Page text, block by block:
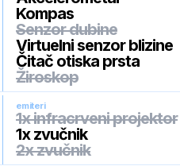
Kompas
Senzor dubine
Virtuelni senzor blizine
Čitač otiska prsta
Žiroskop
emiteri
1x infracrveni projektor
1x zvučnik
2x zvučnik